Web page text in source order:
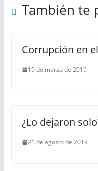
También te
Corrupción en
19 de marzo de 2019
¿Lo dejaron
21 de agosto de 2019